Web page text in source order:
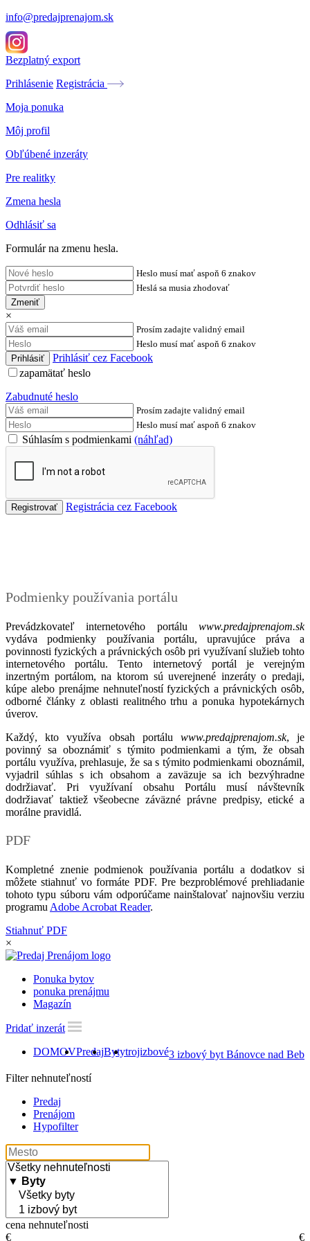
info@predajprenajom.sk
Bezplatný export
Prihlásenie Registrácia
Moja ponuka
Môj profil
Obľúbené inzeráty
Pre realitky
Zmena hesla
Odhlásiť sa
Formulár na zmenu hesla.
Heslo musí mať aspoň 6 znakov
Heslá sa musia zhodovať
Zmeniť
×
Prosím zadajte validný email
Heslo musí mať aspoň 6 znakov
Prihlásiť cez Facebook
zapamätať heslo
Zabudnuté heslo
Prosím zadajte validný email
Heslo musí mať aspoň 6 znakov
Súhlasím s podmienkami (náhľad)
Registrácia cez Facebook
Podmienky používania portálu
Prevádzkovateľ internetového portálu www.predajprenajom.sk
vydáva podmienky používania portálu, upravujúce práva a
povinnosti fyzických a právnických osôb pri využívaní služieb tohto
internetového portálu. Tento internetový portál je verejným
inzertným portálom, na ktorom sú uverejnené inzeráty o predaji,
kúpe alebo prenájme nehnuteľností fyzických a právnických osôb,
odborné články z oblasti realitného trhu a ponuka hypotekárnych
úverov.
Každý, kto využíva obsah portálu www.predajprenajom.sk, je
povinný sa oboznámiť s týmito podmienkami a tým, že obsah
portálu využíva, prehlasuje, že sa s týmito podmienkami oboznámil,
vyjadril súhlas s ich obsahom a zaväzuje sa ich bezvýhradne
dodržiavať. Pri využívaní obsahu Portálu musí návštevník
dodržiavať taktiež všeobecne záväzné právne predpisy, etické a
morálne pravidlá.
PDF
Kompletné znenie podmienok používania portálu a dodatkov si
môžete stiahnuť vo formáte PDF. Pre bezproblémové prehliadanie
tohoto typu súboru vám odporúčame nainštalovať najnovšiu verziu
programu Adobe Acrobat Reader.
Stiahnuť PDF
×
Ponuka bytov
ponuka prenájmu
Magazín
Pridať inzerát
DOMOVPredajBytytrojizbové3 izbový byt Bánovce nad
Filter nehnuteľností
Predaj
Prenájom
Hypofilter
cena nehnuteľnosti
€
€